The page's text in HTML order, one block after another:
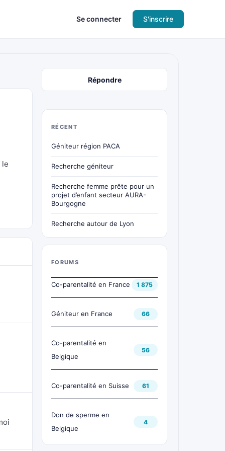
Se connecter S'inscrire
le
Répondre
RÉCENT
Géniteur région PACA
Recherche géniteur
Recherche femme prête pour un
projet d’enfant secteur AURA-
Bourgogne
Recherche autour de Lyon
FORUMS
Co-parentalité en France 1 875
Géniteur en France 66
Co-parentalité en
Belgique
56
Co-parentalité en Suisse 61
Don de sperme en
Belgique
4